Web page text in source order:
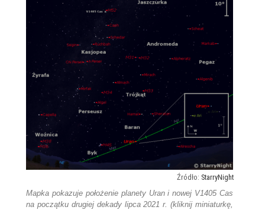
StarryNight
Mapka pokazuje położenie planety Uran i nowej V1405 Cas
na początku drugiej dekady lipca 2021 r. (kliknij miniaturkę,